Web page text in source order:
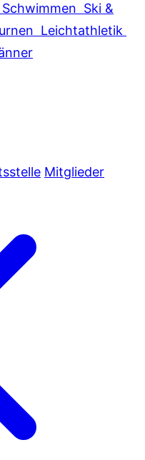
Schwimmen Ski &
Leichtathletik
Mitglieder